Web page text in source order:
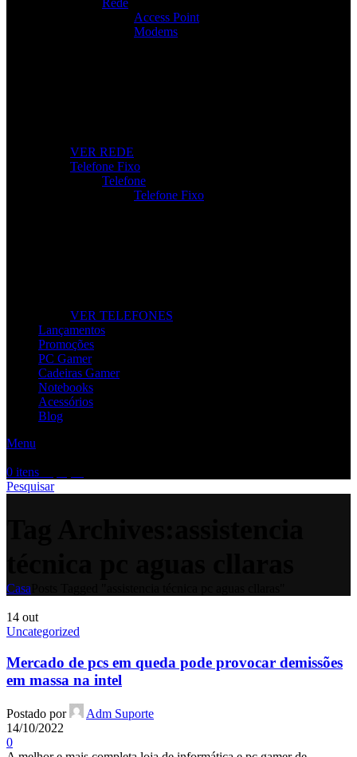
Rede
Access Point
Modems
VER REDE
Telefone Fixo
Telefone
Telefone Fixo
VER TELEFONES
Lançamentos
Promoções
PC Gamer
Cadeiras Gamer
Notebooks
Acessórios
Blog
Menu
0 itens
Pesquisar
Casa
14 out
Uncategorized
Mercado de pcs em queda pode provocar demissões
em massa na intel
Postado por
Adm Suporte
14/10/2022
0